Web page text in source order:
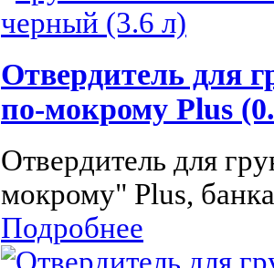
Отвердитель для
по-мокрому Plus
Отвердитель для
мокрому" Plus,
Подробнее